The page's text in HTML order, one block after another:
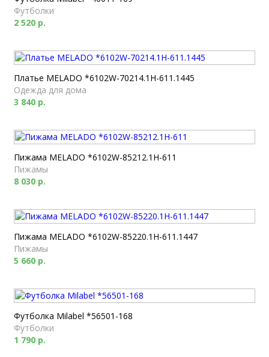
Футболки
2 520 р.
Платье MELADO *6102W-70214.1H-611.1445
Одежда для дома
3 840 р.
Пижама MELADO *6102W-85212.1H-611
Пижамы
8 030 р.
Пижама MELADO *6102W-85220.1H-611.1447
Пижамы
5 660 р.
Футболка Milabel *56501-168
Футболки
1 790 р.